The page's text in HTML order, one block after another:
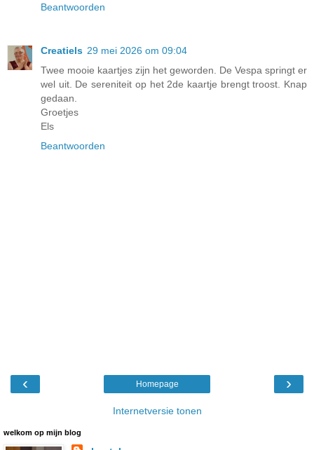
Beantwoorden
Creatiels 29 mei 2026 om 09:04
Twee mooie kaartjes zijn het geworden. De Vespa springt er
wel uit. De sereniteit op het 2de kaartje brengt troost. Knap
gedaan.
Groetjes
Els
Beantwoorden
‹ ›
Homepage
Internetversie tonen
welkom op mijn blog